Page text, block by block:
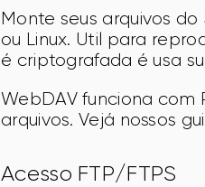
Monte seus arquivos
ou Linux. Util para
é criptografada é usa
WebDAV funciona com
arquivos. Vejá nossos
Acesso FTP/FTPS